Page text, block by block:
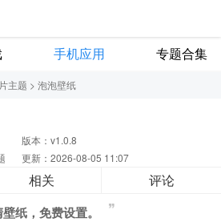
手机应用 专题合集
主题 > 泡泡壁纸
版本：v1.0.8
更新：2026-08-05 11:07
相关 评论
纸，免费设置。